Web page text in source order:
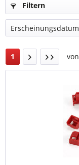
Filtern
1 von